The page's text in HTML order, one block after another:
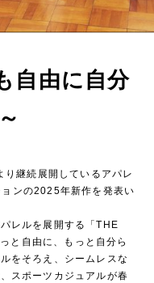
自由に自分
継続展開しているアパレ
ンの2025年新作を発表い
レルを展開する「THE
と自由に、もっと自分ら
をそろえ、シームレスな
スポーツカジュアルが春